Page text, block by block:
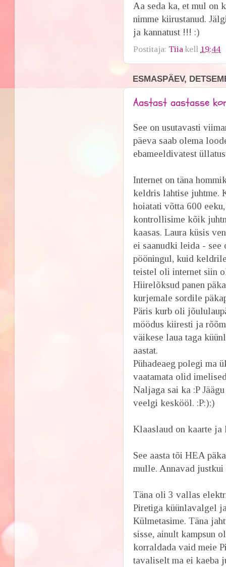
Aa seda ka, et mul on
nimme kiirustanud.
ja kannatust !!! :)
Postitaja: Tiia kell 19:44
ESMASPÄEV,
Aastast aastasse
See on usutavasti
päeva saab olema
ebameeldivatest
Internet on täna
keldris lahtise juhtme.
hoiatati võtta 600
kontrollisime kõik
kaasas. Laura küsis
ei saanudki leida - see
pööningul, kuid
teistel oli internet siin
Hiirelõksud panen
kurjemale sordile
Päris kurb oli
möödus kiiresti ja
väikese laua taga
aastat.
Pühadeaeg polegi ma
vaatamata olid
Naljaga sai ka :P
veelgi keskööl. :P:);)
Klaaslaud on kaarte ja
See aasta tõi HEA
mulle. Annavad justkui
Täna oli 3 vallas
Piretiga küünlavalgel
Külmetasime. Täna
sisse, ainult kampsun
korraldada vaid meie
tavaliselt ma ei kaeba